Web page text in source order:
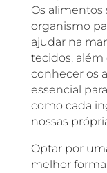
Os alimentos
organismo
ajudar na
tecidos, além
conhecer os
essencial
como cada
nossas
Optar por
melhor